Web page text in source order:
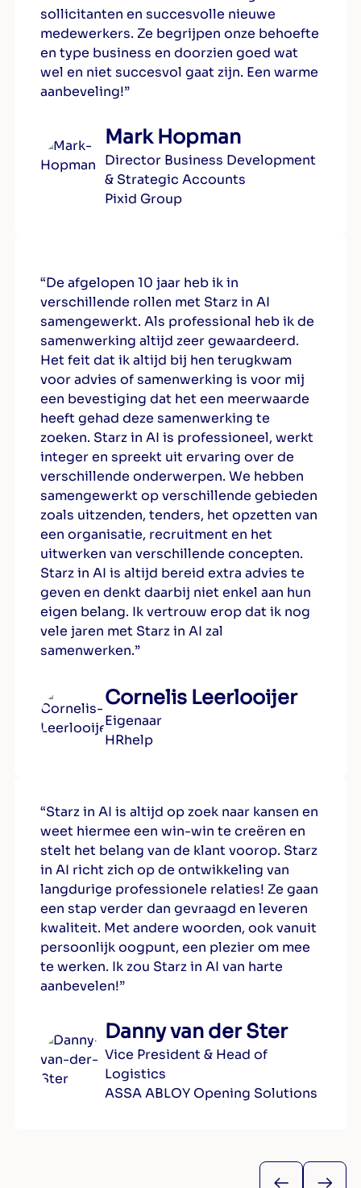
sollicitanten en succesvolle nieuwe
medewerkers. Ze begrijpen onze behoefte
en type business en doorzien goed wat
wel en niet succesvol gaat zijn. Een warme
aanbeveling!”
Mark Hopman
Director Business Development
& Strategic Accounts
Pixid Group
“De afgelopen 10 jaar heb ik in
verschillende rollen met Starz in AI
samengewerkt. Als professional heb ik de
samenwerking altijd zeer gewaardeerd.
Het feit dat ik altijd bij hen terugkwam
voor advies of samenwerking is voor mij
een bevestiging dat het een meerwaarde
heeft gehad deze samenwerking te
zoeken. Starz in AI is professioneel, werkt
integer en spreekt uit ervaring over de
verschillende onderwerpen. We hebben
samengewerkt op verschillende gebieden
zoals uitzenden, tenders, het opzetten van
een organisatie, recruitment en het
uitwerken van verschillende concepten.
Starz in AI is altijd bereid extra advies te
geven en denkt daarbij niet enkel aan hun
eigen belang. Ik vertrouw erop dat ik nog
vele jaren met Starz in AI zal
samenwerken.”
Cornelis Leerlooijer
Eigenaar
HRhelp
“Starz in AI is altijd op zoek naar kansen en
weet hiermee een win-win te creëren en
stelt het belang van de klant voorop. Starz
in AI richt zich op de ontwikkeling van
langdurige professionele relaties! Ze gaan
een stap verder dan gevraagd en leveren
kwaliteit. Met andere woorden, ook vanuit
persoonlijk oogpunt, een plezier om mee
te werken. Ik zou Starz in AI van harte
aanbevelen!”
Danny van der Ster
Vice President & Head of
Logistics
ASSA ABLOY Opening Solutions